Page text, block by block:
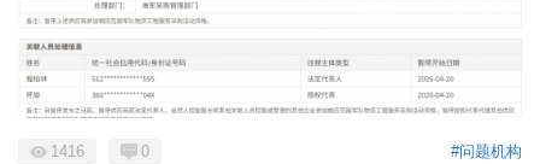
#问题机构
1416 0